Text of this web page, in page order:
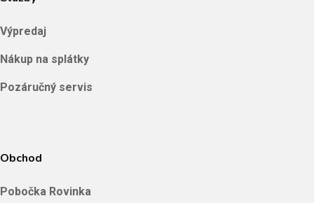
Výpredaj
Nákup na splátky
Pozáručný servis
Obchod
Pobočka Rovinka